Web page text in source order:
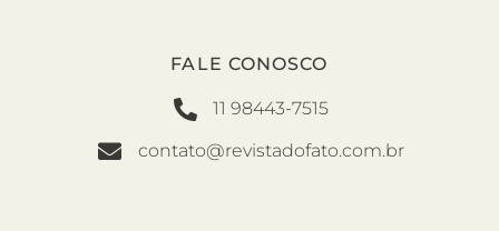
FALE CONOSCO
11 98443-7515
contato@revistadofato.com.br